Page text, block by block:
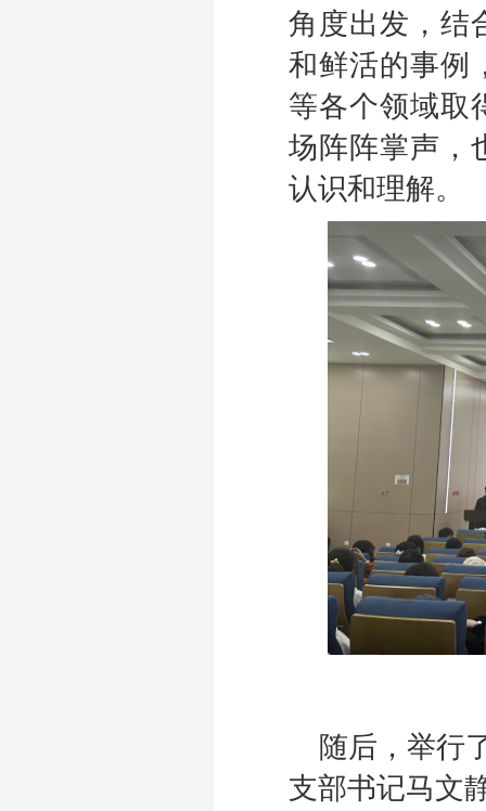
角度出发，结
和鲜活的事例
等各个领域取
场阵阵掌声，
认识和理解。
随后，举行
支部书记马文